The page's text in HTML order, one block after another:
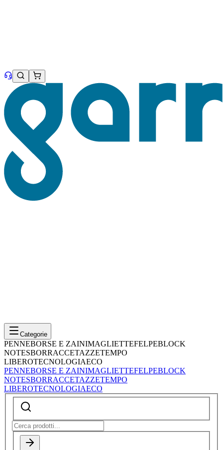
Categorie
PENNEBORSE E ZAINIMAGLIETTEFELPEBLOCK
NOTESBORRACCETAZZETEMPO
LIBEROTECNOLOGIAECO
PENNEBORSE E ZAINIMAGLIETTEFELPEBLOCK
NOTESBORRACCETAZZETEMPO
LIBEROTECNOLOGIAECO